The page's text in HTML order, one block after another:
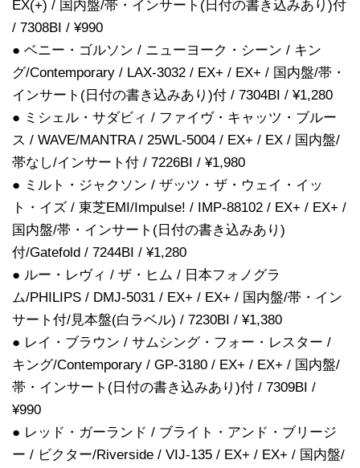
EX(+) / 国内盤/帯・インサート(日付の書き込みあり)付
/ 7308BI / ¥990
● ベニー・ゴルソン / ニューヨーク・シーン / キン
グ/Contemporary / LAX-3032 / EX+ / EX+ / 国内盤/帯・
インサート(日付の書き込みあり)付 / 7304BI / ¥1,280
● ミシェル・サダビィ / ファイヴ・キャッツ・ブルー
ス / WAVE/MANTRA / 25WL-5004 / EX+ / EX / 国内盤/
帯なし/インサート付 / 7226BI / ¥1,980
● ミルト・ジャクソン / ザッツ・ザ・ウェイ・イッ
ト・イズ / 東芝EMI/Impulse! / IMP-88102 / EX+ / EX+ /
国内盤/帯・インサート(日付の書き込みあり)
付/Gatefold / 7244BI / ¥1,280
● ルー・レヴィ / ザ・ヒム / 日本フォノグラ
ム/PHILIPS / DMJ-5031 / EX+ / EX+ / 国内盤/帯・イン
サート付/見本盤(白ラベル) / 7230BI / ¥1,380
● レイ・ブラウン / サムシング・フォー・レスター /
キング/Contemporary / GP-3180 / EX+ / EX+ / 国内盤/
帯・インサート(日付の書き込みあり)付 / 7309BI /
¥990
● レッド・ガーランド / ブライト・アンド・ブリージ
ー / ビクター/Riverside / VIJ-135 / EX+ / EX+ / 国内盤/